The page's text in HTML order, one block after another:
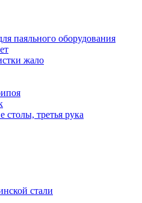
паяльного оборудования
жало
столы, третья рука
стали